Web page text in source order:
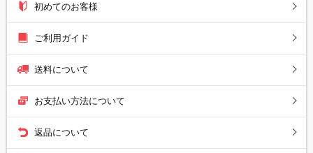
初めてのお客様
ご利用ガイド
送料について
お支払い方法について
返品について